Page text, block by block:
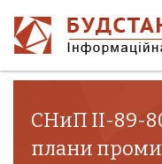
СНиП II-89-
плани